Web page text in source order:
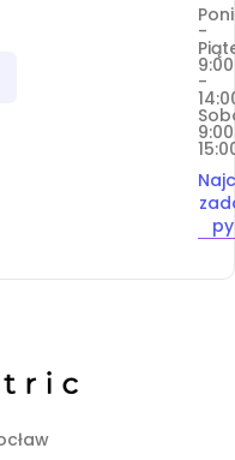
-
9:00
-